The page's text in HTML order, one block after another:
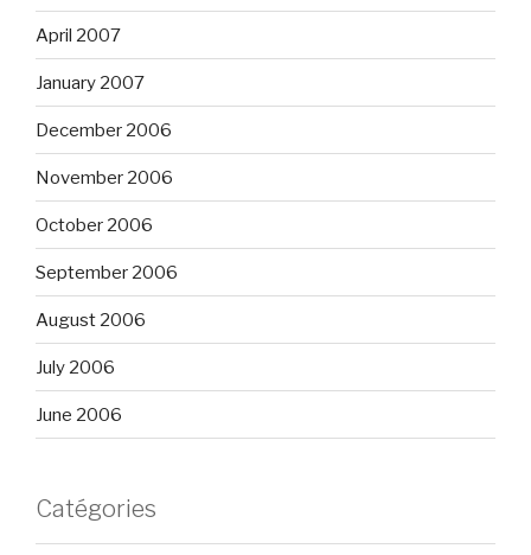
April 2007
January 2007
December 2006
November 2006
October 2006
September 2006
August 2006
July 2006
June 2006
Catégories